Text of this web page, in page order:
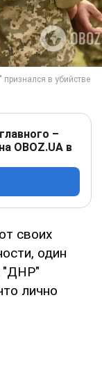
–
OBOZ.UA в
своих
один
"ДНР"
лично